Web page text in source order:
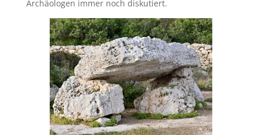
Archäologen immer noch diskutiert.